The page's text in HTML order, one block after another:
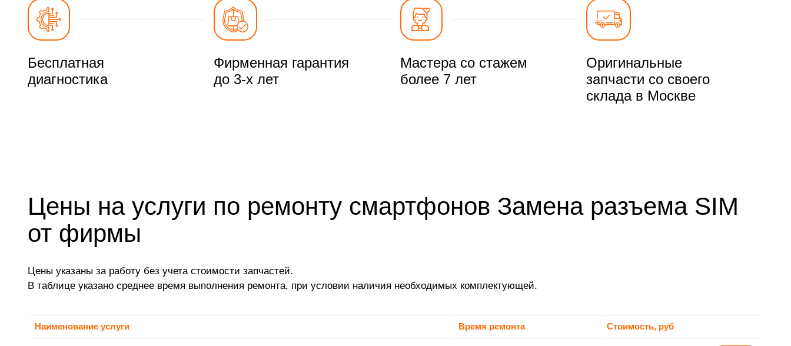
Бесплатная
диагностика
Фирменная гарантия
до 3-х лет
Мастера со стажем
более 7 лет
Оригинальные
запчасти со своего
склада в Москве
Цены на услуги по ремонту смартфонов Замена разъема SIM
от фирмы
Цены указаны за работу без учета стоимости запчастей.
В таблице указано среднее время выполнения ремонта, при условии наличия необходимых комплектующей.
Наименование услуги Время ремонта Стоимость, руб